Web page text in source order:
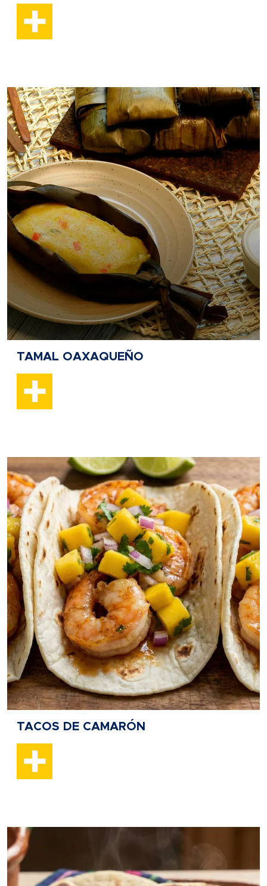
TAMAL OAXAQUEÑO
TACOS DE CAMARÓN